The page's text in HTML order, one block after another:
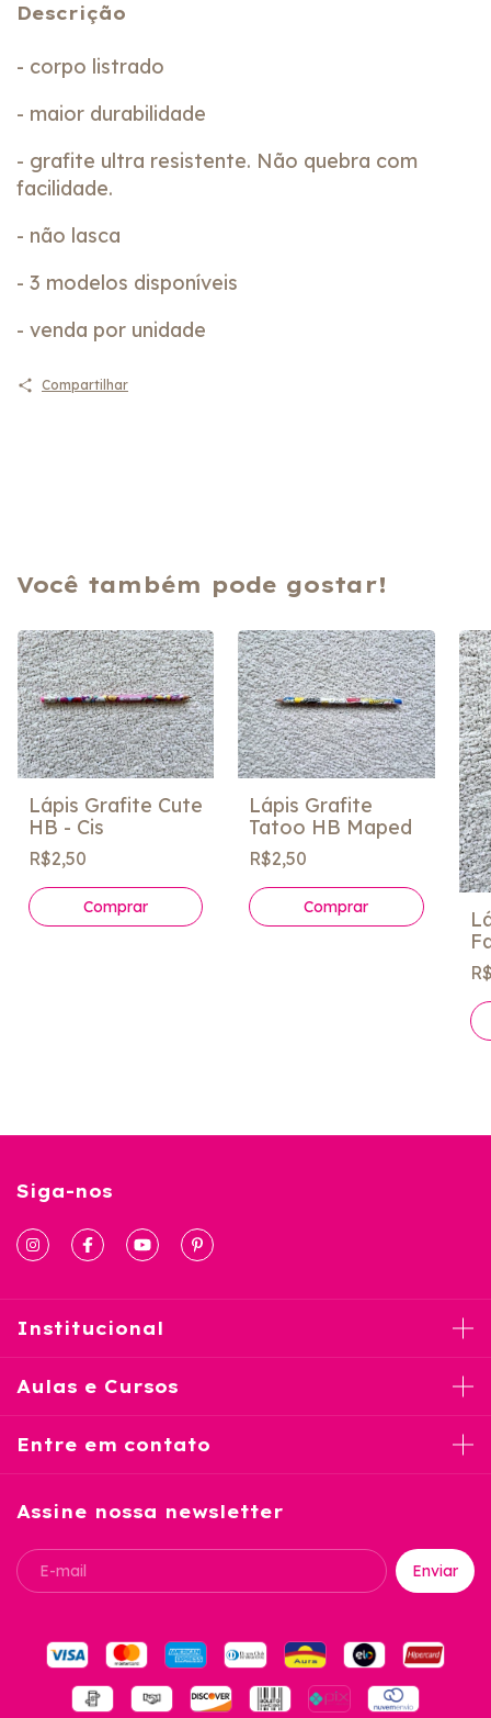
Descrição
- corpo listrado
- maior durabilidade
- grafite ultra resistente. Não quebra com
facilidade.
- não lasca
- 3 modelos disponíveis
- venda por unidade
Compartilhar
Você também pode gostar!
Lápis Grafite Cute
HB - Cis
R$2,50
Comprar
Lápis Grafite
Tatoo HB Maped
R$2,50
Comprar
-
Siga-nos
Institucional
Aulas e Cursos
Entre em contato
Assine nossa newsletter